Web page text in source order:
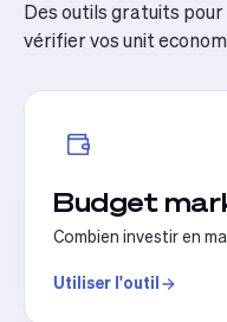
Des outils gratuits
vérifier vos unit
Budget
Combien investir en
Utiliser l'outil